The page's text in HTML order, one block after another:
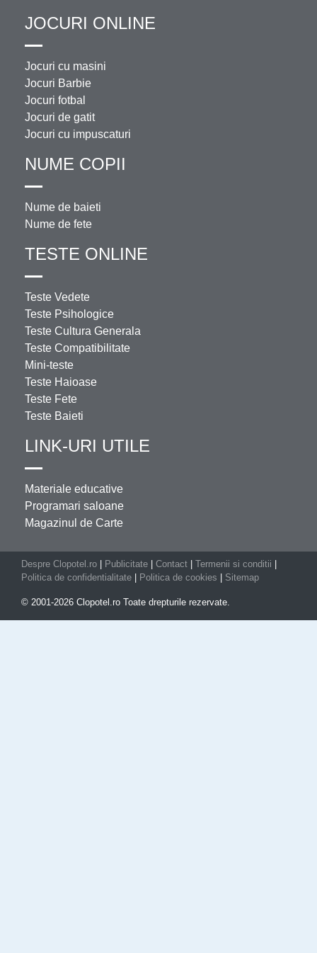
JOCURI ONLINE
Jocuri cu masini
Jocuri Barbie
Jocuri fotbal
Jocuri de gatit
Jocuri cu impuscaturi
NUME COPII
Nume de baieti
Nume de fete
TESTE ONLINE
Teste Vedete
Teste Psihologice
Teste Cultura Generala
Teste Compatibilitate
Mini-teste
Teste Haioase
Teste Fete
Teste Baieti
LINK-URI UTILE
Materiale educative
Programari saloane
Magazinul de Carte
Despre Clopotel.ro Publicitate Contact Termenii si conditii
Politica de confidentialitate
Politica de cookies Sitemap
© 2001-2026 Clopotel.ro Toate drepturile rezervate.